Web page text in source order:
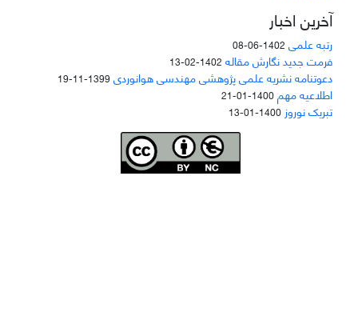
آخرین اخبار
رتبه علمی 1402-06-08
فرمت جدید نگارش مقاله 1402-02-13
دعوتنامه نشریه علمی پژوهشی مهندسی هوانوردی1399-11-19
اطلاعیه مهم1400-01-21
تبریک نوروز 1400-01-13